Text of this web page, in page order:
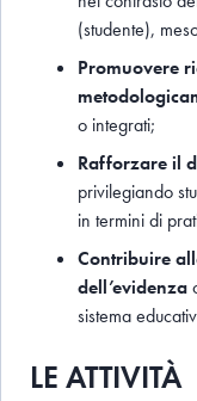
(studente),
Promuovere
o integrati;
Rafforzare il
privilegiando
in termini di
Contribuire
dell’evidenza
sistema
LE ATTIVITÀ